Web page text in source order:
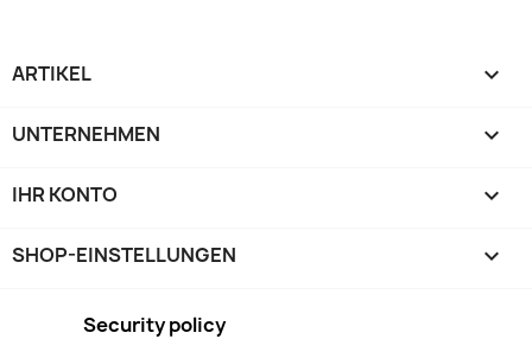
ARTIKEL 
UNTERNEHMEN 
IHR KONTO 
SHOP-EINSTELLUNGEN keyboard_arrow_down
Security policy